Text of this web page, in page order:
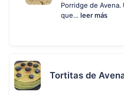
Porridge de
que... leer más
Tortitas de